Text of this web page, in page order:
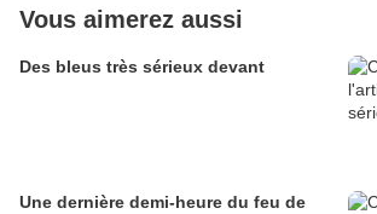
Vous aimerez aussi
Des bleus très sérieux devant
Une dernière demi-heure du feu de